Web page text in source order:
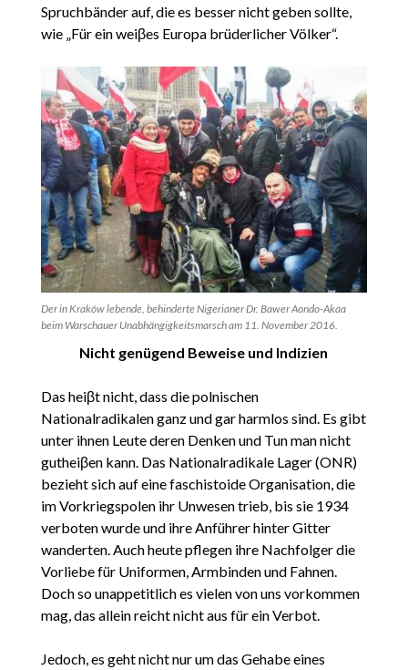
Spruchbänder auf, die es besser nicht geben sollte,
wie „Für ein weiβes Europa brüderlicher Völker“.
Der in Kraków lebende, behinderte Nigerianer Dr. Bawer Aondo-Akaa
beim Warschauer Unabhängigkeitsmarsch am 11. November 2016.
Nicht genügend Beweise und Indizien
Das heiβt nicht, dass die polnischen
Nationalradikalen ganz und gar harmlos sind. Es gibt
unter ihnen Leute deren Denken und Tun man nicht
gutheiβen kann. Das Nationalradikale Lager (ONR)
bezieht sich auf eine faschistoide Organisation, die
im Vorkriegspolen ihr Unwesen trieb, bis sie 1934
verboten wurde und ihre Anführer hinter Gitter
wanderten. Auch heute pflegen ihre Nachfolger die
Vorliebe für Uniformen, Armbinden und Fahnen.
Doch so unappetitlich es vielen von uns vorkommen
mag, das allein reicht nicht aus für ein Verbot.
Jedoch, es geht nicht nur um das Gehabe eines